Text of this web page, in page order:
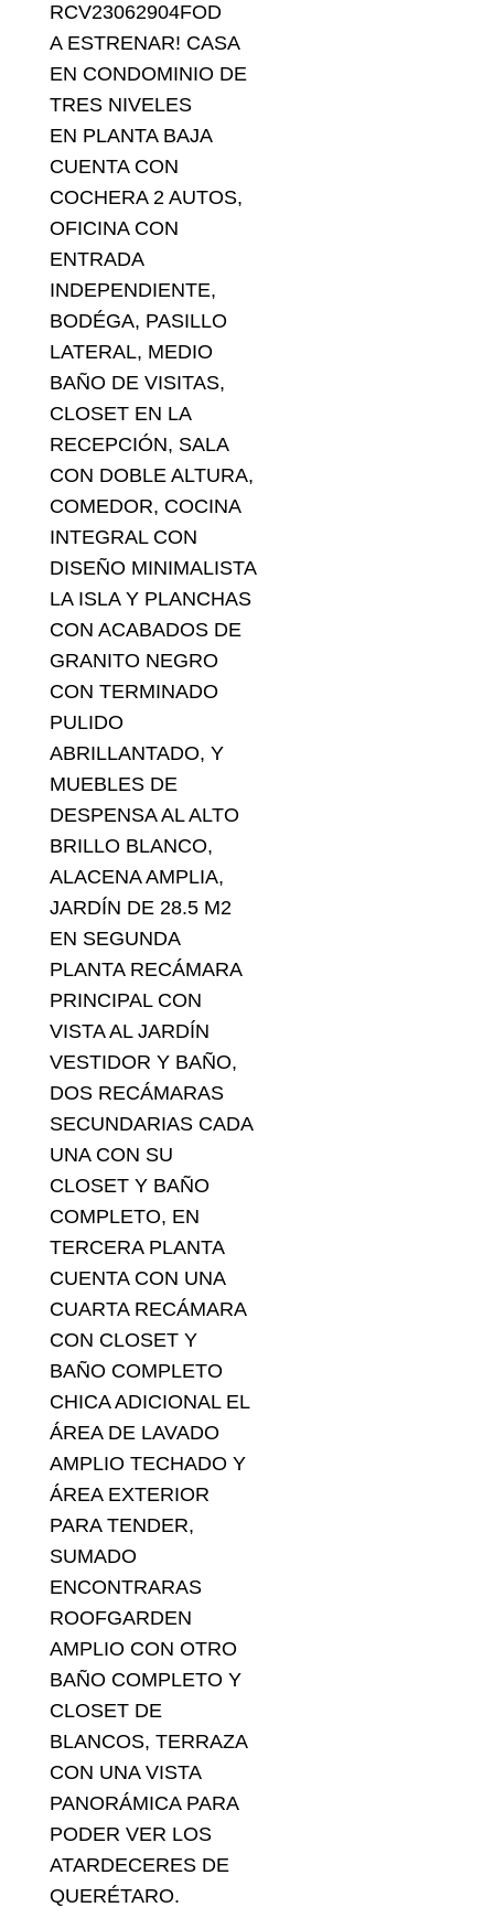
RCV23062904FOD
A ESTRENAR! CASA
EN CONDOMINIO DE
TRES NIVELES
EN PLANTA BAJA
CUENTA CON
COCHERA 2 AUTOS,
OFICINA CON
ENTRADA
INDEPENDIENTE,
BODÉGA, PASILLO
LATERAL, MEDIO
BAÑO DE VISITAS,
CLOSET EN LA
RECEPCIÓN, SALA
CON DOBLE ALTURA,
COMEDOR, COCINA
INTEGRAL CON
DISEÑO MINIMALISTA
LA ISLA Y PLANCHAS
CON ACABADOS DE
GRANITO NEGRO
CON TERMINADO
PULIDO
ABRILLANTADO, Y
MUEBLES DE
DESPENSA AL ALTO
BRILLO BLANCO,
ALACENA AMPLIA,
JARDÍN DE 28.5 M2
EN SEGUNDA
PLANTA RECÁMARA
PRINCIPAL CON
VISTA AL JARDÍN
VESTIDOR Y BAÑO,
DOS RECÁMARAS
SECUNDARIAS CADA
UNA CON SU
CLOSET Y BAÑO
COMPLETO, EN
TERCERA PLANTA
CUENTA CON UNA
CUARTA RECÁMARA
CON CLOSET Y
BAÑO COMPLETO
CHICA ADICIONAL EL
ÁREA DE LAVADO
AMPLIO TECHADO Y
ÁREA EXTERIOR
PARA TENDER,
SUMADO
ENCONTRARAS
ROOFGARDEN
AMPLIO CON OTRO
BAÑO COMPLETO Y
CLOSET DE
BLANCOS, TERRAZA
CON UNA VISTA
PANORÁMICA PARA
PODER VER LOS
ATARDECERES DE
QUERÉTARO.